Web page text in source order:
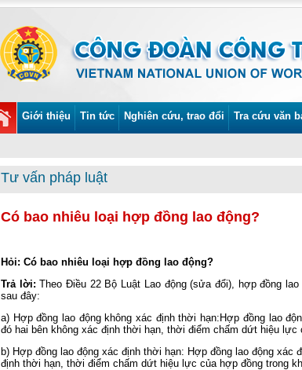
Giới thiệu Tin tức Nghiên cứu, trao đổi Tra cứu văn
Tư vấn pháp luật
Có bao nhiêu loại hợp đồng lao động?
Hỏi: Có bao nhiêu loại hợp đồng lao động?
Trả lời:Theo Điều 22 Bộ Luật Lao động (sửa đổi), hợp đồng
sau đây:
a) Hợp đồng lao động không xác định thời hạn:Hợp đồng lao
đó hai bên không xác định thời hạn, thời điểm chấm dứt hiệu lực
b) Hợp đồng lao động xác định thời hạn: Hợp đồng lao động xác
định thời hạn, thời điểm chấm dứt hiệu lực của hợp đồng trong